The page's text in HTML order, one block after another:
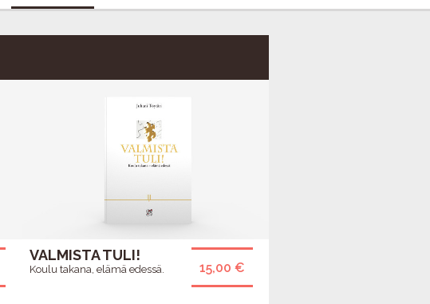
15,00 €
VALMISTA TULI!
Koulu takana, elämä edessä.